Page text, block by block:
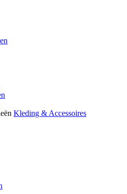
Kleding & Accessoires